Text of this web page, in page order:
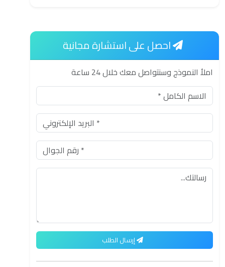
احصل على استشارة مجانية
املأ النموذج وسنتواصل معك خلال 24 ساعة